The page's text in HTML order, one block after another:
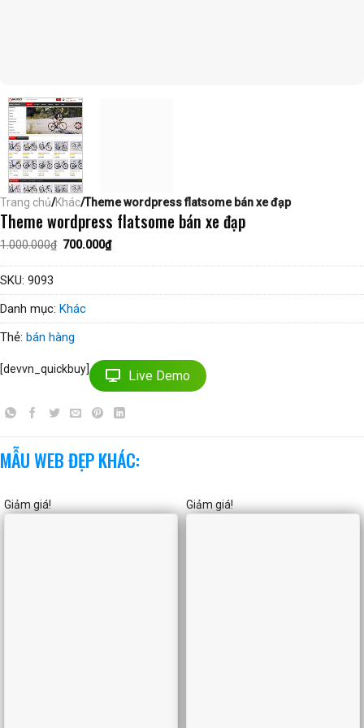
Trang chủ/Khác/Theme wordpress flatsome bán xe đạp
Theme wordpress flatsome bán xe đạp
1.000.000₫ Giá
là:
700.000₫Giá
hiện
tại
SKU: 9093
Danh mục: Khác
Thẻ: bán hàng
[devvn_quickbuy] Live Demo
MẪU WEB ĐẸP KHÁC:
Giảm giá! Giảm giá!